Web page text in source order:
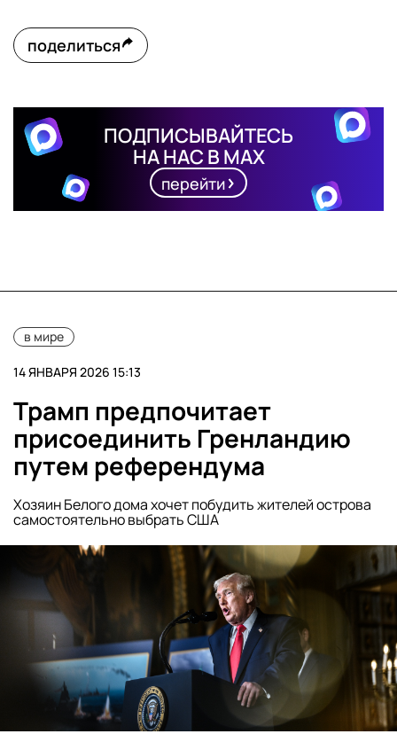
поделиться
ПОДПИСЫВАЙТЕСЬ
НА НАС В MAX
перейти
в мире
14 ЯНВАРЯ 2026 15:13
Трамп предпочитает
присоединить Гренландию
путем референдума
Хозяин Белого дома хочет побудить жителей острова
самостоятельно выбрать США